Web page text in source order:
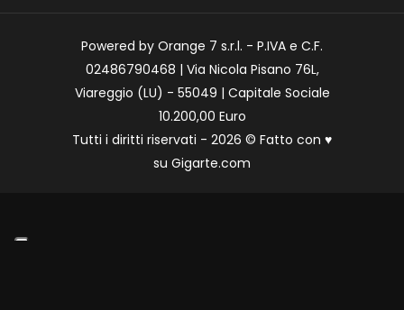
Powered by Orange 7 s.r.l. - P.IVA e C.F.
02486790468 | Via Nicola Pisano 76L,
Viareggio (LU) - 55049 | Capitale Sociale
10.200,00 Euro
Tutti i diritti riservati - 2026 © Fatto con ♥
su Gigarte.com